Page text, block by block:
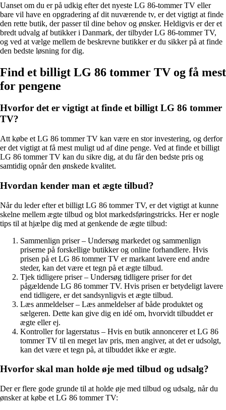
Uanset om du er på udkig efter det nyeste LG 86-tommer TV eller
bare vil have en opgradering af dit nuværende tv, er det vigtigt at finde
den rette butik, der passer til dine behov og ønsker. Heldigvis er der et
bredt udvalg af butikker i Danmark, der tilbyder LG 86-tommer TV,
og ved at vælge mellem de beskrevne butikker er du sikker på at finde
den bedste løsning for dig.
Find et billigt LG 86 tommer TV og få mest
for pengene
Hvorfor det er vigtigt at finde et billigt LG 86 tommer
TV?
Att købe et LG 86 tommer TV kan være en stor investering, og derfor
er det vigtigt at få mest muligt ud af dine penge. Ved at finde et billigt
LG 86 tommer TV kan du sikre dig, at du får den bedste pris og
samtidig opnår den ønskede kvalitet.
Hvordan kender man et ægte tilbud?
Når du leder efter et billigt LG 86 tommer TV, er det vigtigt at kunne
skelne mellem ægte tilbud og blot markedsføringstricks. Her er nogle
tips til at hjælpe dig med at genkende de ægte tilbud:
Sammenlign priser – Undersøg markedet og sammenlign
priserne på forskellige butikker og online forhandlere. Hvis
prisen på et LG 86 tommer TV er markant lavere end andre
steder, kan det være et tegn på et ægte tilbud.
Tjek tidligere priser – Undersøg tidligere priser for det
pågældende LG 86 tommer TV. Hvis prisen er betydeligt lavere
end tidligere, er det sandsynligvis et ægte tilbud.
Læs anmeldelser – Læs anmeldelser af både produktet og
sælgeren. Dette kan give dig en idé om, hvorvidt tilbuddet er
ægte eller ej.
Kontroller for lagerstatus – Hvis en butik annoncerer et LG 86
tommer TV til en meget lav pris, men angiver, at det er udsolgt,
kan det være et tegn på, at tilbuddet ikke er ægte.
Hvorfor skal man holde øje med tilbud og udsalg?
Der er flere gode grunde til at holde øje med tilbud og udsalg, når du
ønsker at købe et LG 86 tommer TV: